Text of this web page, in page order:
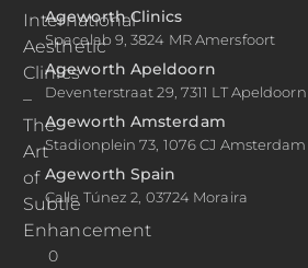
International
Aesthetic
Clinics
–
The
Art
of
Subtle
Enhancement
0
Ageworth Clinics
Spacelab 9, 3824 MR Amersfoort
Ageworth Apeldoorn
Deventerstraat 29, 7311 LT Apeldoorn
Ageworth Amsterdam
Stadionplein 73, 1076 CJ Amsterdam
Ageworth Spain
Calle Túnez 2, 03724 Moraira